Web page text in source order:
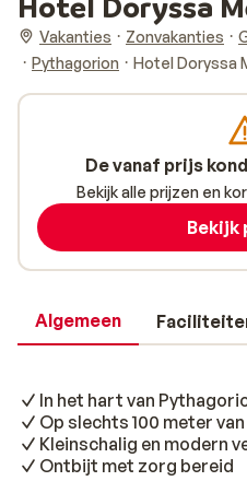
Vakanties Zonvakanties
Pythagorion
Hotel Doryssa
Algemeen
In het hart van
Op slechts 100 meter
Kleinschalig en modern
Ontbijt met zorg bereid
De vanaf prijs
Bekijk alle prijzen en
Bekijk